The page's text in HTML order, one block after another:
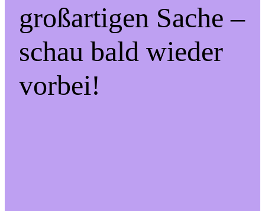
großartigen Sache –
schau bald wieder
vorbei!